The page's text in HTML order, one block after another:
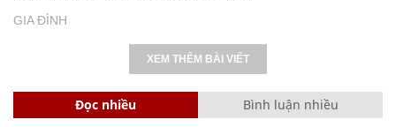
GIA ĐÌNH
XEM THÊM BÀI VIẾT
Đọc nhiều Bình luận nhiều